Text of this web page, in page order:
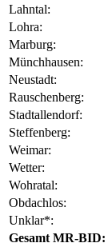
Lahntal:
Lohra:
Marburg:
Münchhausen:
Neustadt:
Rauschenberg:
Stadtallendorf:
Steffenberg:
Weimar:
Wetter:
Wohratal:
Obdachlos:
Unklar*:
Gesamt MR-BID: